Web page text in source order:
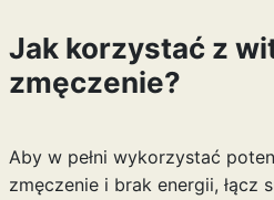
Jak korzystać z
zmęczenie?
Aby w pełni wykorzystać
zmęczenie i brak energii, łącz